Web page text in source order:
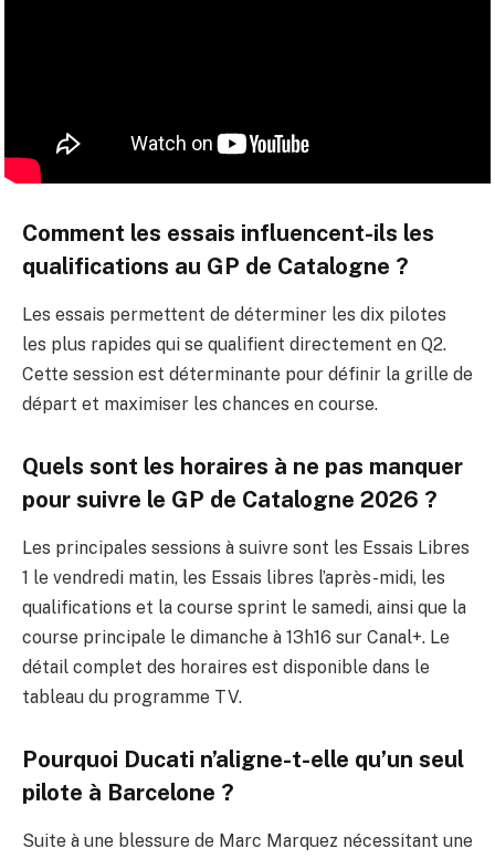
Comment les essais influencent-ils les
qualifications au GP de Catalogne ?
Les essais permettent de déterminer les dix pilotes
les plus rapides qui se qualifient directement en Q2.
Cette session est déterminante pour définir la grille de
départ et maximiser les chances en course.
Quels sont les horaires à ne pas manquer
pour suivre le GP de Catalogne 2026 ?
Les principales sessions à suivre sont les Essais Libres
1 le vendredi matin, les Essais libres l’après-midi, les
qualifications et la course sprint le samedi, ainsi que la
course principale le dimanche à 13h16 sur Canal+. Le
détail complet des horaires est disponible dans le
tableau du programme TV.
Pourquoi Ducati n’aligne-t-elle qu’un seul
pilote à Barcelone ?
Suite à une blessure de Marc Marquez nécessitant une